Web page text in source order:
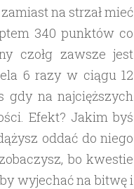
na strzał mieć
340 punktów co
czołg zawsze jest
6 razy w ciągu 12
gdy na najcięższych
Efekt? Jakim byś
oddać do niego
bo kwestie
wyjechać na bitwę i